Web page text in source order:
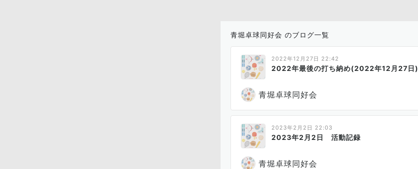
青堀卓球同好会 のブログ一覧
2022年12月27日 22:42
2022年最後の打ち納め(2022年12月27日)
青堀卓球同好会
2023年2月2日 22:03
2023年2月2日 活動記録
青堀卓球同好会